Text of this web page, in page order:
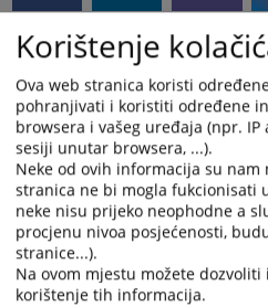
Korištenje
Ova web stranica koristi
pohranjivati i koristiti određene
browsera i vašeg uređaja (npr.
sesiji unutar browsera, ...).
Neke od ovih informacija su
stranica ne bi mogla fukcionisati
neke nisu prijeko neophodne a
procjenu nivoa posjećenosti,
stranice...).
Na ovom mjestu možete
korištenje tih informacija.